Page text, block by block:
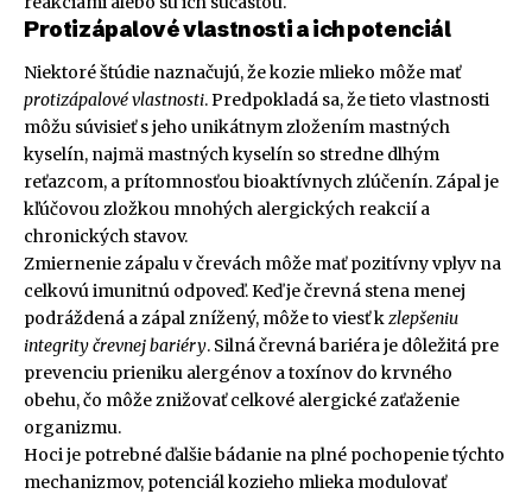
Protizápalové vlastnosti a ich potenciál
Niektoré štúdie naznačujú, že kozie mlieko môže mať
protizápalové vlastnosti. Predpokladá sa, že tieto vlastnosti
môžu súvisieť s jeho unikátnym zložením mastných
kyselín, najmä mastných kyselín so stredne dlhým
reťazcom, a prítomnosťou bioaktívnych zlúčenín. Zápal je
kľúčovou zložkou mnohých alergických reakcií a
chronických stavov.
Zmiernenie zápalu v črevách môže mať pozitívny vplyv na
celkovú imunitnú odpoveď. Keď je črevná stena menej
podráždená a zápal znížený, môže to viesť kzlepšeniu
integrity črevnej bariéry. Silná črevná bariéra je dôležitá pre
prevenciu prieniku alergénov a toxínov do krvného
obehu, čo môže znižovať celkové alergické zaťaženie
organizmu.
Hoci je potrebné ďalšie bádanie na plné pochopenie týchto
mechanizmov, potenciál kozieho mlieka modulovať